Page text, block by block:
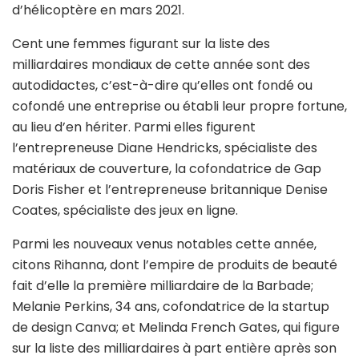
d’hélicoptère en mars 2021.
Cent une femmes figurant sur la liste des
milliardaires mondiaux de cette année sont des
autodidactes, c’est-à-dire qu’elles ont fondé ou
cofondé une entreprise ou établi leur propre fortune,
au lieu d’en hériter. Parmi elles figurent
l’entrepreneuse Diane Hendricks, spécialiste des
matériaux de couverture, la cofondatrice de Gap
Doris Fisher et l’entrepreneuse britannique Denise
Coates, spécialiste des jeux en ligne.
Parmi les nouveaux venus notables cette année,
citons Rihanna, dont l’empire de produits de beauté
fait d’elle la première milliardaire de la Barbade;
Melanie Perkins, 34 ans, cofondatrice de la startup
de design Canva; et Melinda French Gates, qui figure
sur la liste des milliardaires à part entière après son